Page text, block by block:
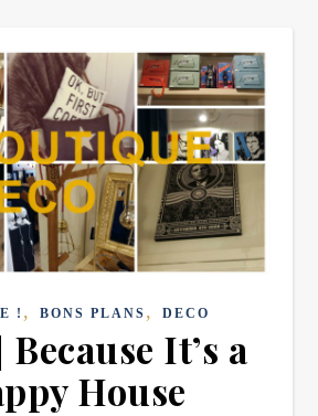
! , BONS PLANS , DECO
It’s a
House